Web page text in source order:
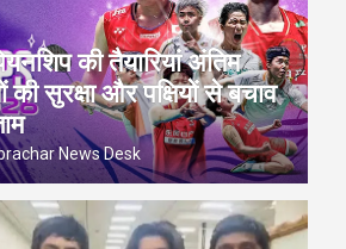
की तैयारियां अंतिम
सुरक्षा और पक्षियों से बचाव
News Desk